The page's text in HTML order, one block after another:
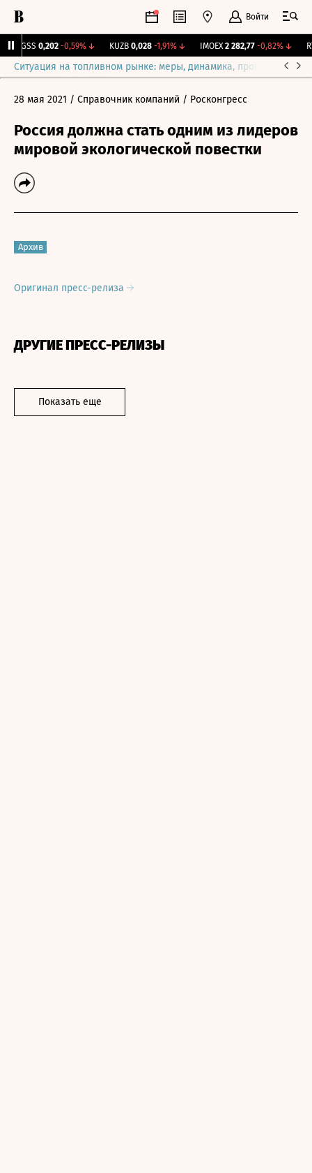
Войти
RGSS 0,202 -0,59%↓ KUZB 0,028 -1,91% ↓ IMOEX 2 282,77 -0,82%↓
Ситуация на топливном рынке: меры, динамика, прогнозы
28 мая 2021 / Справочник компаний / Росконгресс
Россия должна стать одним из лидеров
мировой экологической повестки
Архив
Оригинал пресс-релиза
ДРУГИЕ ПРЕСС-РЕЛИЗЫ
Показать еще